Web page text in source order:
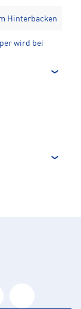
Hinterbacken
wird bei